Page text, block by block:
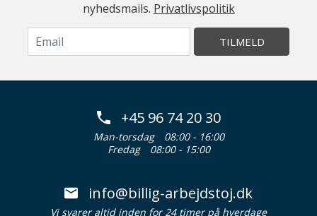
nyhedsmails. Privatlivspolitik
TILMELD
+45 96 74 20 30
Man-torsdag
08:00 - 16:00
Fredag
08:00 - 15:00
info@billig-arbejdstoj.dk
Vi svarer altid inden for 24 timer på hverdage